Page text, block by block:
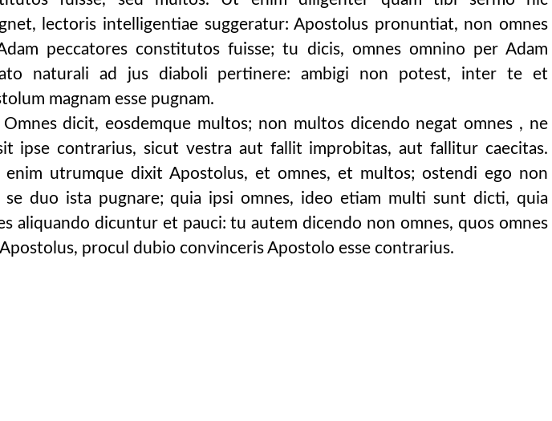
cum constet promissionem, quae facta est ad a
14) . qui sermo, nisi intelligatur, ingerit
gentes, sed per eamdem fidem cum filiis circum
nisi qui ex lege sunt ut praeputium constabat exclu
talibus lex iram operatur constat promissionem il
legem justitia et fides remunerationis suae fructi
reputatum est illi ad justitiam sed et propter nos, qui
qui commendans mortem christi vigilanter enuntiat, pr
per quem et accessum habemus in gratiam istam, in qu
philosophia christiana persequitur: non solum au
ludicra omnino omnia bona malaque numeramus, fi
sancti spiritus consecravit, procul dubio cum
deus charitatem suam in nobis: quoniam si cum adhu
ipsa conscientia, cujus est maxima vis, castigaba
lectoris intelligentiae suggeratur: Apostolus pronuntiat, non omnes
peccatores constitutos fuisse; tu dicis, omnes omnino per Adam
naturali ad jus diaboli pertinere: ambigi non potest, inter te et
magnam esse pugnam.
Omnes dicit, eosdemque multos; non multos dicendo negat omnes , ne
ipse contrarius, sicut vestra aut fallit improbitas, aut fallitur caecitas.
enim utrumque dixit Apostolus, et omnes, et multos; ostendi ego non
se duo ista pugnare; quia ipsi omnes, ideo etiam multi sunt dicti, quia
aliquando dicuntur et pauci: tu autem dicendo non omnes, quos omnes
procul dubio convinceris Apostolo esse contrarius.